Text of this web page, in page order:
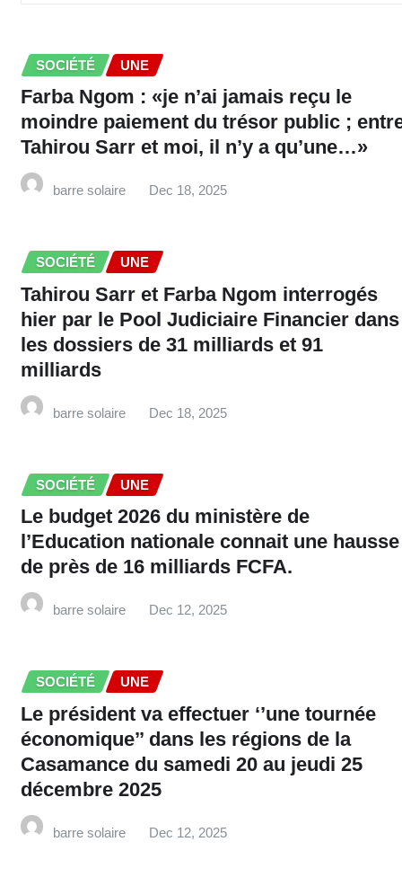
SOCIÉTÉ UNE
Farba Ngom : «je n’ai jamais reçu le
moindre paiement du trésor public ;
Tahirou Sarr et moi, il n’y a qu’une…»
barre solaire Dec 18, 2025
SOCIÉTÉ UNE
Tahirou Sarr et Farba Ngom interrogés
hier par le Pool Judiciaire Financier dans
les dossiers de 31 milliards et 91
milliards
barre solaire Dec 18, 2025
SOCIÉTÉ UNE
Le budget 2026 du ministère de
l’Education nationale connait une hausse
de près de 16 milliards FCFA.
barre solaire Dec 12, 2025
SOCIÉTÉ UNE
Le président va effectuer ‘’une tournée
économique’’ dans les régions de la
Casamance du samedi 20 au jeudi 25
décembre 2025
barre solaire Dec 12, 2025